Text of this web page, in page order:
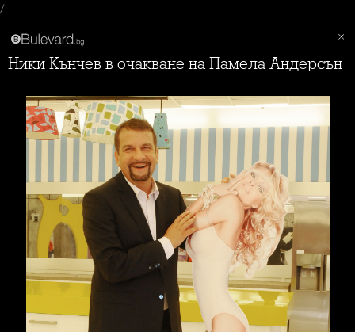
/
Ники Кънчев в очакване на Памела Андерсън